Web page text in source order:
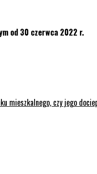
od 30 czerwca 2022 r.
mieszkalnego, czy jego